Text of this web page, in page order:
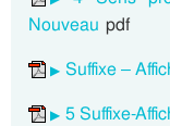
Nouveau pdf
Suffixe –
5 Suffixe-